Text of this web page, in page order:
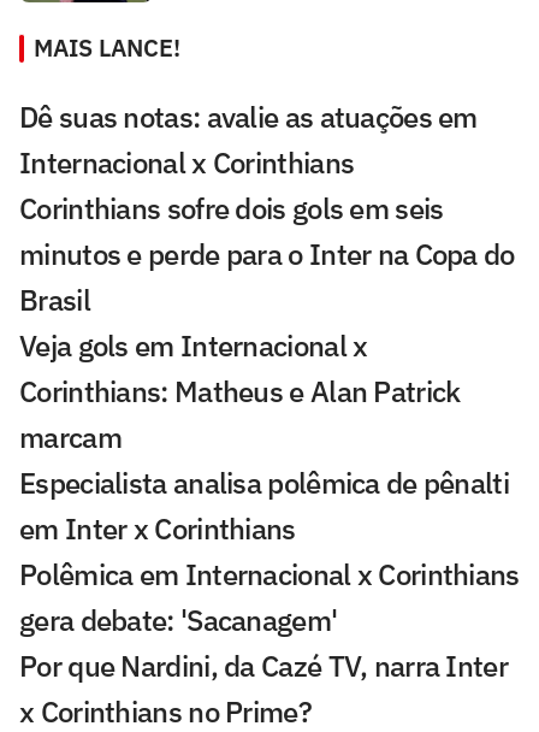
MAIS LANCE!
Dê suas notas: avalie as atuações em
Internacional x Corinthians
Corinthians sofre dois gols em seis
minutos e perde para o Inter na Copa do
Brasil
Veja gols em Internacional x
Corinthians: Matheus e Alan Patrick
marcam
Especialista analisa polêmica de pênalti
em Inter x Corinthians
Polêmica em Internacional x Corinthians
gera debate: 'Sacanagem'
Por que Nardini, da Cazé TV, narra Inter
x Corinthians no Prime?